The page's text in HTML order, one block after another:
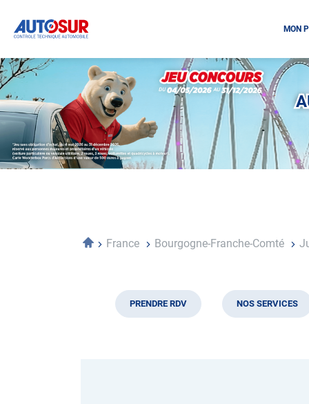
MON
Opération
spéciale
Mai
-
Décembre
2026
Locations
AccueilFrance Bourgogne-Franche-Comté
PRENDRE RDV NOS SERVICES